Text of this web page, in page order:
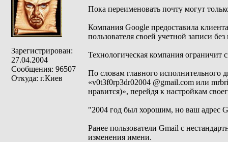
Зарегистрирован:
27.04.2004
Сообщения: 96507
Откуда: г.Киев
Пока переименовать почту могут
Компания Google предоставила
пользователя своей учетной записи
Технологическая компания
По словам главного исполнительного
«v0t3f0rp3dr02004 @gmail.com или
нравится)», перейдя к настройкам
"2004 год был хорошим, но ваш адрес
Ранее пользователи Gmail с
изменения имени.